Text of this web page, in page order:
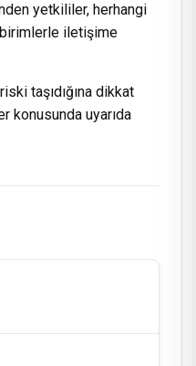
yetkililer, herhangi
iletişime
taşıdığına dikkat
konusunda uyarıda